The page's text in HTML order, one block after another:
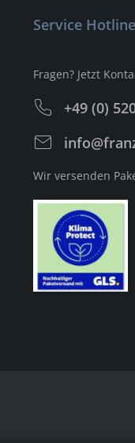
Service Hotline
Fragen? Jetzt
+49 (0)
Wir versenden